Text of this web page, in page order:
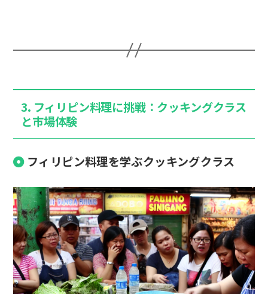
3. フィリピン料理に挑戦：クッキングクラス
と市場体験
フィリピン料理を学ぶクッキングクラス